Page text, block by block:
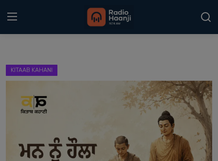
Home
Punjabi Podcast
Gallery
KITAAB KAHANI